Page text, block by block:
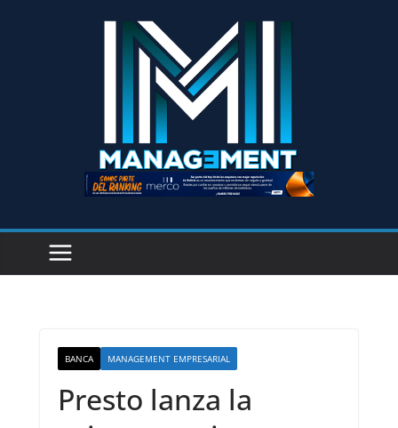
BANCA MANAGEMENT EMPRESARIAL
Presto lanza la